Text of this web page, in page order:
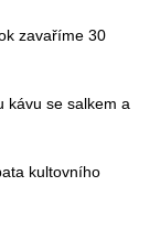
zavaříme 30
kávu se salkem a
kultovního